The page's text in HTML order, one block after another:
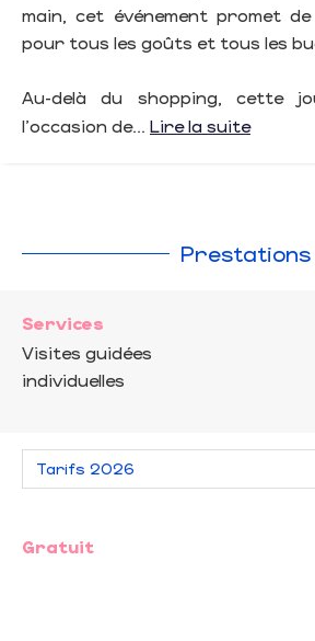
main, cet événement promet
pour tous les goûts et tous les
Au-delà du shopping, cette
l'occasion de... Lire la suite
Prestations
Services
Visites guidées
individuelles
Gratuit